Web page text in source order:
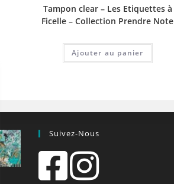
Tampon clear – Les Etiquettes à
Ficelle – Collection Prendre Note
Ajouter au panier
Suivez-Nous